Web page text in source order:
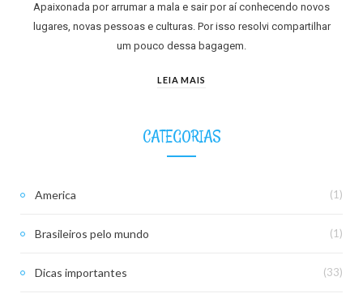
Apaixonada por arrumar a mala e sair por aí conhecendo novos
lugares, novas pessoas e culturas. Por isso resolvi compartilhar
um pouco dessa bagagem.
LEIA MAIS
CATEGORIAS
America (1)
Brasileiros pelo mundo (1)
Dicas importantes (33)